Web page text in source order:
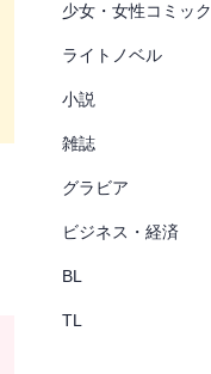
少女・女性コミック
ライトノベル
小説
雑誌
グラビア
ビジネス・経済
BL
TL